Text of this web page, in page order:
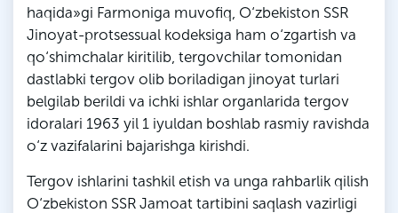
haqida»gi Farmoniga muvofiq, O‘zbekiston SSR
Jinoyat-protsessual kodeksiga ham o‘zgartish va
qo‘shimchalar kiritilib, tergovchilar tomonidan
dastlabki tergov olib boriladigan jinoyat turlari
belgilab berildi va ichki ishlar organlarida tergov
idoralari 1963 yil 1 iyuldan boshlab rasmiy ravishda
o‘z vazifalarini bajarishga kirishdi.
Tergov ishlarini tashkil etish va unga rahbarlik qilish
O‘zbekiston SSR Jamoat tartibini saqlash vazirligi